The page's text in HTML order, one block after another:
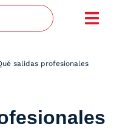
salidas profesionales